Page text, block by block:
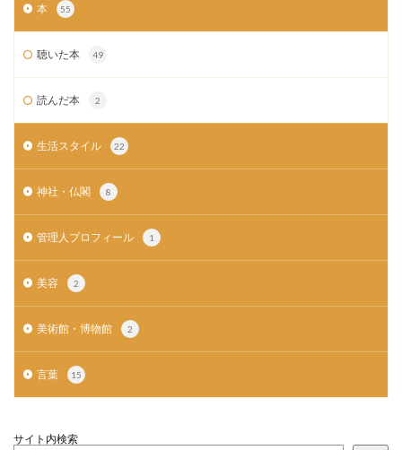
本 55
聴いた本 49
読んだ本 2
生活スタイル 22
神社・仏閣 8
管理人プロフィール 1
美容 2
美術館・博物館 2
言葉 15
サイト内検索